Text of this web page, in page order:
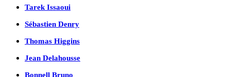
Tarek Issaoui
Sébastien Denry
Thomas Higgins
Jean Delahousse
Bonnell Bruno